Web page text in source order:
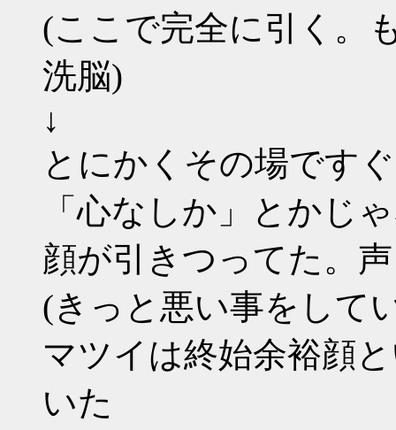
(ここで完全に引く。
洗脳)
↓
とにかくその場です
「心なしか」とかじ
顔が引きつってた。
(きっと悪い事をして
マツイは終始余裕顔
いた